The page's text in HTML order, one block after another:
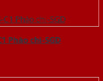
Phào chi-SGD